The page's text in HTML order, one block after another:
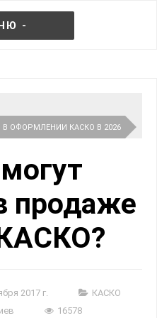
-
ОФОРМЛЕНИИ КАСКО В 2026
продаже
2017 г.
КАСКО
16578